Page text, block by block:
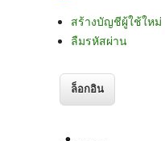
สร้างบัญชีผู้ใช้ใหม่
ลืมรหัสผ่าน